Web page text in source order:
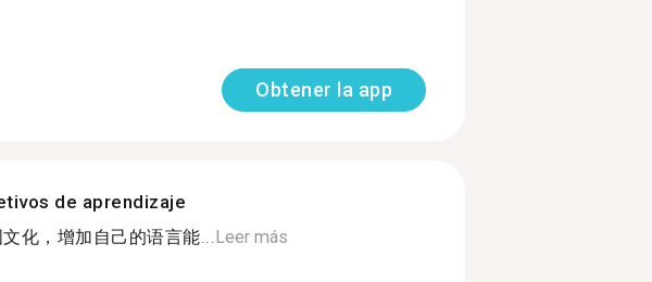
Obtener la app
de aprendizaje
化，增加自己的语言能...Leer más